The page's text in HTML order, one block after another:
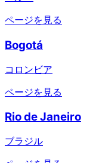
ページを見る
Bogotá
コロンビア
ページを見る
Rio de Janeiro
ブラジル